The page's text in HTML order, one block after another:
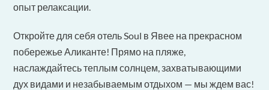
опыт релаксации.
Откройте для себя отель Soul в Явее на прекрасном
побережье Аликанте! Прямо на пляже,
наслаждайтесь теплым солнцем, захватывающими
дух видами и незабываемым отдыхом — мы ждем вас!